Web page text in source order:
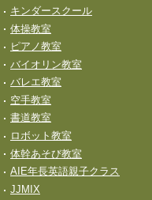
キンダースクール
体操教室
ピアノ教室
バイオリン教室
バレエ教室
空手教室
書道教室
ロボット教室
体幹あそび教室
AIE年長英語親子クラス
JJMIX